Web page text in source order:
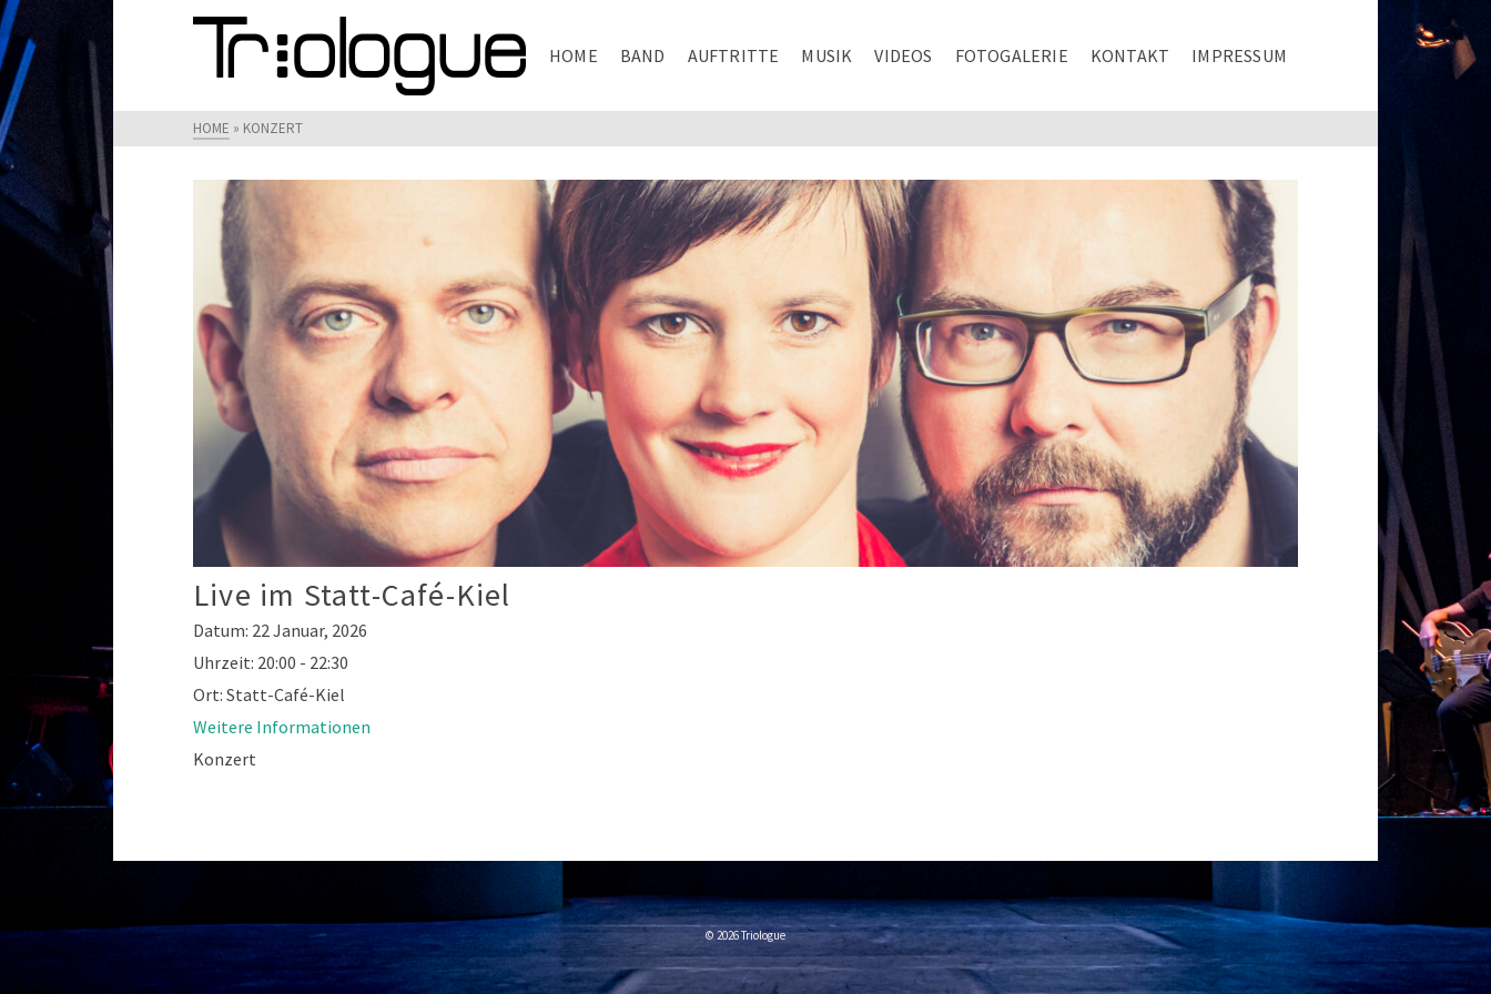
HOME BAND AUFTRITTE MUSIK VIDEOS FOTOGALERIE KONTAKT IMPRESSUM
HOME » KONZERT
Live im Statt-Café-Kiel
Datum: 22 Januar, 2026
Uhrzeit: 20:00 - 22:30
Ort: Statt-Café-Kiel
Weitere Informationen
Konzert
© 2026 Triologue